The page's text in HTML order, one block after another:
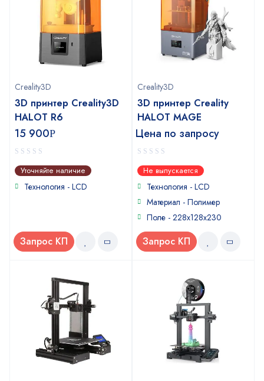
Creality3D
3D принтер Creality3D
HALOT R6
15 900Р
0
out
of
Уточняйте наличие
Технология - LCD
Запрос КП
Creality3D
3D принтер Creality
HALOT MAGE
Цена по запросу
0
out
of
Не выпускается
Технология - LCD
Материал - Полимер
Поле - 228х128х230
Запрос КП